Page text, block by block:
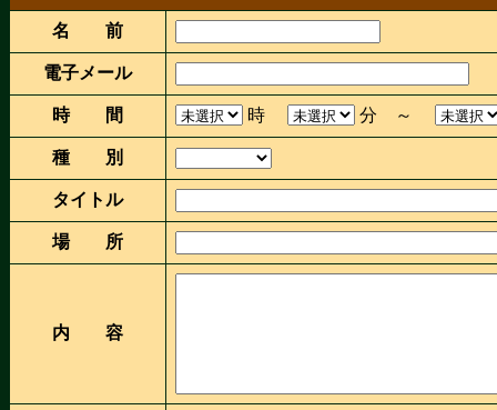
名 前
電子メール
時 間 時 分 ～
種 別
タイトル
場 所
内 容